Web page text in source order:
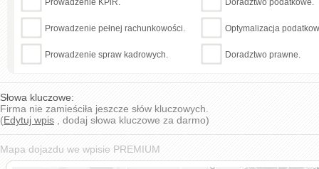
Prowadzenie KPiR. Doradztwo podatkowe.
Prowadzenie pełnej rachunkowości. Optymalizacja
Prowadzenie spraw kadrowych. Doradztwo prawne.
Słowa kluczowe:
Firma nie zamieściła jeszcze słów kluczowych.
(Edytuj wpis , dodaj słowa kluczowe za darmo)
Mapa dojazdu we wpisie PREMIUM